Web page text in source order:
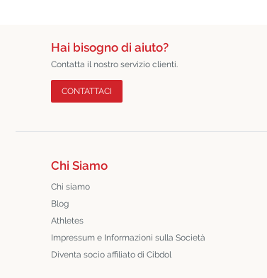
Hai bisogno di aiuto?
Contatta il nostro servizio clienti.
CONTATTACI
Chi Siamo
Chi siamo
Blog
Athletes
Impressum e Informazioni sulla Società
Diventa socio affiliato di Cibdol